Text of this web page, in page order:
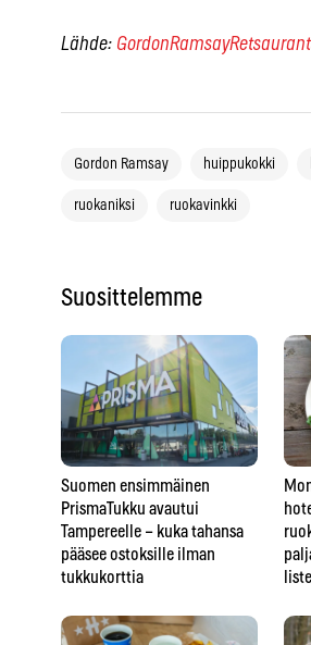
Lähde:
Gordon Ramsay huippukokki
ruokaniksi ruokavinkki
Suosittelemme
Suomen ensimmäinen
PrismaTukku avautui
Tampereelle – kuka tahansa
pääsee ostoksille ilman
tukkukorttia